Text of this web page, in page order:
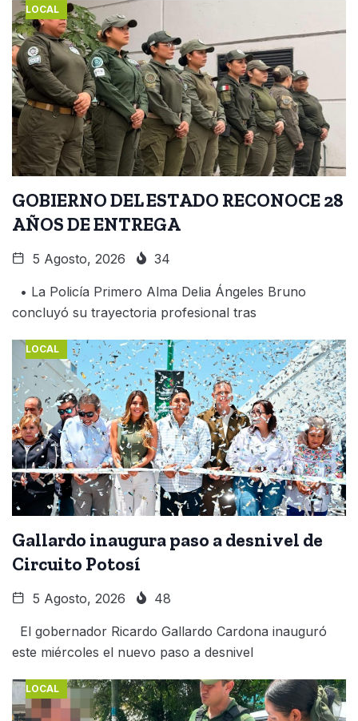
LOCAL
GOBIERNO DEL ESTADO RECONOCE 28
AÑOS DE ENTREGA
5 Agosto, 2026 34
• La Policía Primero Alma Delia Ángeles Bruno
concluyó su trayectoria profesional tras
LOCAL
Gallardo inaugura paso a desnivel de
Circuito Potosí
5 Agosto, 2026 48
El gobernador Ricardo Gallardo Cardona inauguró
este miércoles el nuevo paso a desnivel
LOCAL